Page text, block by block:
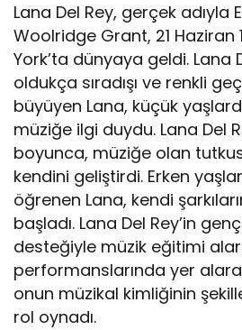
Lana Del Rey, gerçek adıyla
Woolridge Grant, 21 Haziran
York’ta dünyaya geldi. Lana
oldukça sıradışı ve renkli
büyüyen Lana, küçük
müziğe ilgi duydu. Lana Del
boyunca, müziğe olan
kendini geliştirdi. Erken
öğrenen Lana, kendi
başladı. Lana Del Rey’in
desteğiyle müzik eğitimi
performanslarında yer
onun müzikal kimliğinin
rol oynadı.